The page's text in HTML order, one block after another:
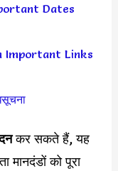
Dates
Important Links
कर सकते हैं, यह
मानदंडों को पूरा